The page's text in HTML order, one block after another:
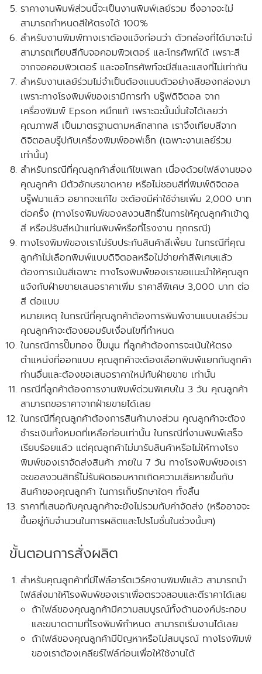
ราคางานพิมพ์ส่วนนี้จะเป็นงานพิมพ์เลย์รวม ซึ่งอาจจะไม่
สามารถกำหนดสีให้ตรงได้ 100%
สำหรับงานพิมพ์ทางเราต้องแจ้งก่อนว่า ตัวกล่องที่ได้มาจะไม่
สามารถเทียบสีกับจอคอมพิวเตอร์ และโทรศัพท์ได้ เพราะสี
จากจอคอมพิวเตอร์ และจอโทรศัพท์จะมีสีและแสงที่ไม่เท่ากัน
สำหรับงานเลย์ร่วมไม่จำเป็นต้องแนบตัวอย่างสีของกล่องมา
เพราะทางโรงพิมพ์ของเรามีการทำ บรู๊ฟดิจิตอล จาก
เครื่องพิมพ์ Epson หมึกแท้ เพราะฉะนั้นมั่นใจได้เลยว่า
คุณภาพสี เป็นมาตรฐานตามหลักสากล เราจึงเทียบสีจาก
ดิจิตอลบรู๊ปกับเครื่องพิมพ์ออฟเซ็ท (เฉพาะงานเลย์ร่วม
เท่านั้น)
สำหรับกรณีที่คุณลูกค้าสั่งแก้ไขเพลท เนื่องด้วยไฟล์งานของ
คุณลูกค้า มีตัวอักษรขาดหาย หรือไม่ชอบสีที่พิมพ์ดิจิตอล
บรู๊ฟมาแล้ว อยากจะแก้ไข จะต้องมีค่าใช้จ่ายเพิ่ม 2,000 บาท
ต่อครั้ง(ทางโรงพิมพ์ของสงวนสิทธิ์ในการให้คุณลูกค้าเข้าดู
สี หรือปรับสีหน้าแท่นพิมพ์หรือที่โรงงาน ทุกกรณี)
ทางโรงพิมพ์ของเราไม่รับประกันสินค้าสีเพี้ยน ในกรณีที่คุณ
ลูกค้าไม่เลือกพิมพ์แบบดิจิตอลหรือไม่จ่ายค่าสีพิเศษแล้ว
ต้องการเน้นสีเฉพาะ ทางโรงพิมพ์ของเราขอแนะนำให้คุณลูก
แจ้งกับฝ่ายขายเสนอราคาเพิ่ม ราคาสีพิเศษ 3,000 บาท ต่อ
สี ต่อแบบ
หมายเหตุ ในกรณีที่คุณลูกค้าต้องการพิมพ์งานแบบเลย์ร่วม
คุณลูกค้าจะต้องยอมรับเงื่อนไขที่กำหนด
ในกรณีการปั๊มทอง ปั๊มนูน ที่ลูกค้าต้องการจะเน้นให้ตรง
ตำแหน่งที่ออกแบบ คุณลูกค้าจะต้องเลือกพิมพ์แยกกับลูกค้า
ท่านอื่นและต้องขอเสนอราคาใหม่กับฝ่ายขาย เท่านั้น
กรณีที่ลูกค้าต้องการงานพิมพ์ด่วนพิเศษใน 3 วัน คุณลูกค้า
สามารถขอราคาจากฝ่ายขายได้เลย
ในกรณีที่คุณลูกค้าต้องการสินค้าบางส่วน คุณลูกค้าจะต้อง
ชำระเงินทั้งหมดที่เหลือก่อนเท่านั้น ในกรณีที่งานพิมพ์เสร็จ
เรียบร้อยแล้ว แต่คุณลูกค้าไม่มารับสินค้าหรือไม่ให้ทางโรง
พิมพ์ของเราจัดส่งสินค้า ภายใน 7 วัน ทางโรงพิมพ์ของเรา
จะขอสงวนสิทธิ์ไม่รับผิดชอบหากเกิดความเสียหายขึ้นกับ
สินค้าของคุณลูกค้า ในการเก็บรักษาใดๆ ทั้งสิ้น
ราคาที่เสนอกับคุณลูกค้าจะยังไม่รวมกับค่าจัดส่ง(หรืออาจจะ
ขึ้นอยู่กับจำนวนในการผลิตและโปรโมชั่นในช่วงนั้นๆ)
ขั้นตอนการสั่งผลิต
สำหรับคุณลูกค้าที่มีไฟล์อาร์ตเวิร์คงานพิมพ์แล้ว สามารถนำ
ไฟล์ส่งมาให้โรงพิมพ์ของเราเพื่อตรวจสอบและตีราคาได้เลย
ถ้าไฟล์ของคุณลูกค้ามีความสมบูรณ์ทั้งด้านองค์ประกอบ
และขนาดตามที่โรงพิมพ์กำหนด สามารถเริ่มงานได้เลย
ถ้าไฟล์ของคุณลูกค้ามีปัญหาหรือไม่สมบูรณ์ ทางโรงพิมพ์
ของเราต้องเคลียร์ไฟล์ก่อนเพื่อให้ใช้งานได้